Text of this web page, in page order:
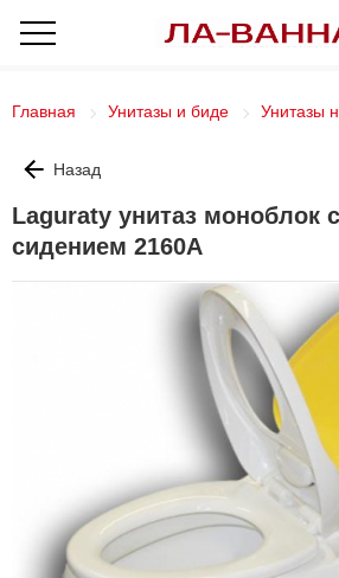
Главная Унитазы и биде Унитазы
Назад
Laguraty унитаз моноблок
сидением 2160А